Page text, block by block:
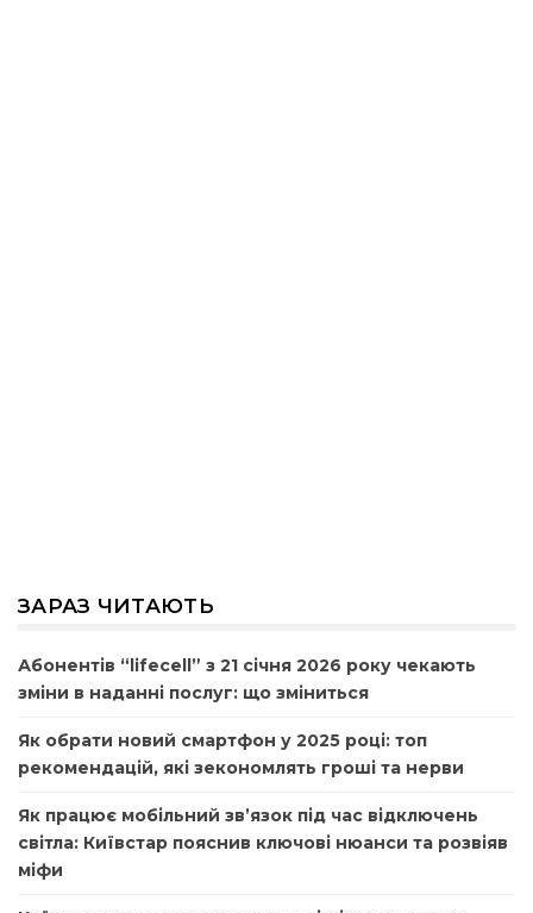
ЗАРАЗ ЧИТАЮТЬ
Абонентів “lifecell” з 21 січня 2026 року чекають
зміни в наданні послуг: що зміниться
Як обрати новий смартфон у 2025 році: топ
рекомендацій, які зекономлять гроші та нерви
Як працює мобільний зв’язок під час відключень
світла: Київстар пояснив ключові нюанси та розвіяв
міфи